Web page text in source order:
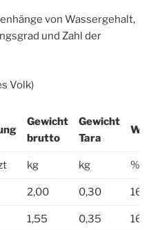
von Wassergehalt,
und Zahl der
Volk)
Gewicht
brutto
Gewicht
Tara
kg kg %
2,00 0,30 16,0
1,55 0,35 16,5